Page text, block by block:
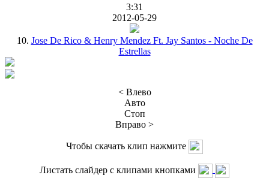
3:31
2012-05-29
10. Jose De Rico & Henry Mendez Ft. Jay Santos - Noche De
Estrellas
< Влево
Авто
Стоп
Вправо >
Чтобы скачать клип нажмите
Листать слайдер с клипами кнопками